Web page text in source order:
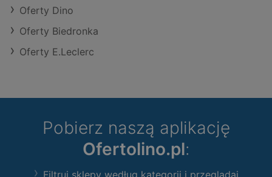
Oferty Dino
Oferty Biedronka
Oferty E.Leclerc
Pobierz naszą aplikację
Ofertolino.pl: